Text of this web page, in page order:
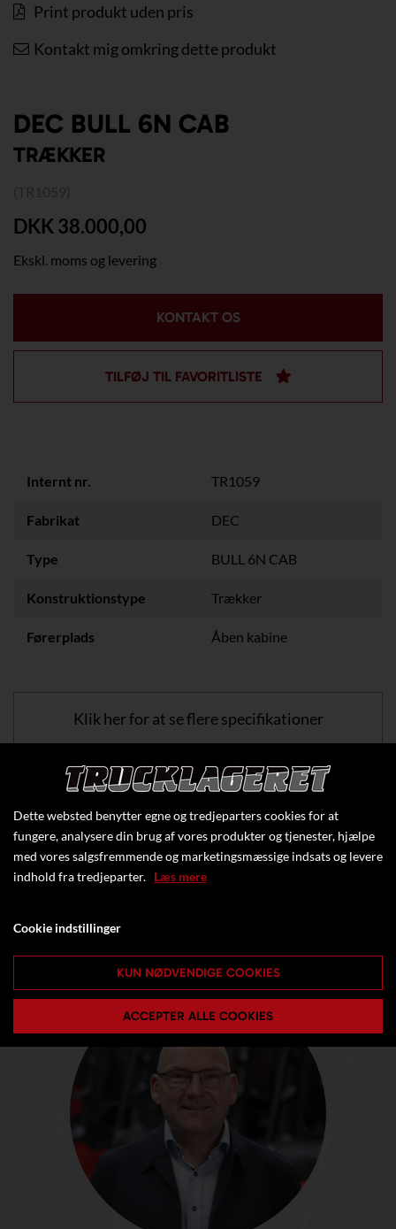
Print produkt uden pris
Kontakt mig omkring dette produkt
DEC BULL 6N CAB
TRÆKKER
DKK 38.000,00
Ekskl. moms og levering
KONTAKT OS
TILFØJ TIL FAVORITLISTE
Internt nr. TR1059
Fabrikat DEC
Type BULL 6N CAB
Konstruktionstype Trækker
Førerplads Åben kabine
Klik her for at se flere specifikationer
Dette websted benytter egne og tredjeparters cookies for at
fungere, analysere din brug af vores produkter og tjenester, hjælpe
med vores salgsfremmende og marketingsmæssige indsats og levere
indhold fra tredjeparter. Læs mere
Cookie indstillinger
KUN NØDVENDIGE COOKIES
ACCEPTER ALLE COOKIES